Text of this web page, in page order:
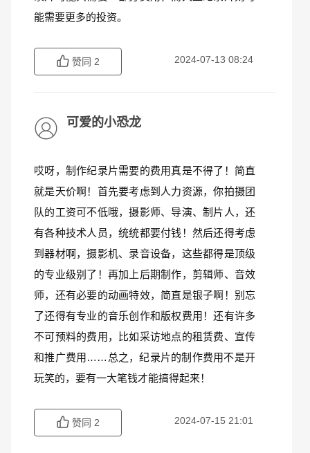
能需要更多的投资。
赞同 2 2024-07-13 08:24
可爱的小恐龙
哎呀，制作纪录片需要的费用真是不得了！简直
就是天价啊！首先要考虑到人力资源，你拍摄团
队的工资可不低哦，摄影师、导演、制片人，还
有各种技术人员，统统都要付钱！然后还得考虑
到器材啊，摄影机、录音设备，这些都得是顶级
的专业级别了！再加上后期制作，剪辑师、音效
师，还有必要的动画特效，简直是银子啊！别忘
了还得有专业的音乐创作和版权费用！还有许多
不可预料的费用，比如采访地点的租赁费、宣传
和推广费用……总之，纪录片的制作费用不是开
玩笑的，要有一大笔钱才能搞得起来！
赞同 2 2024-07-15 21:01